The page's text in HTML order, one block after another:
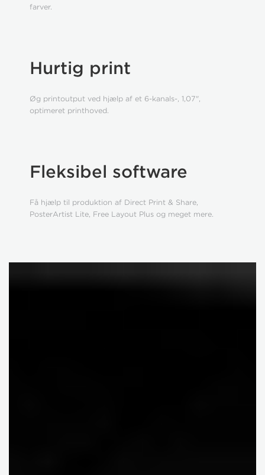
farver.
Hurtig print
Øg printoutput ved hjælp af et 6-kanals-, 1,07",
optimeret printhoved.
Fleksibel software
Få hjælp til produktion af Direct Print & Share,
PosterArtist Lite, Free Layout Plus og meget mere.